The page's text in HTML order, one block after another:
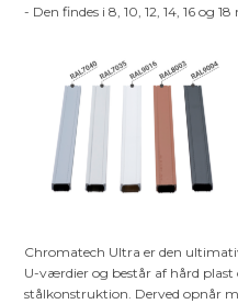
- Den findes i 8, 10, 12, 14, 16 og
Chromatech Ultra er den
U-værdier og består af hård plast
stålkonstruktion. Derved opnår